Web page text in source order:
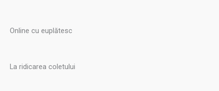
Online cu euplătesc
La ridicarea coletului